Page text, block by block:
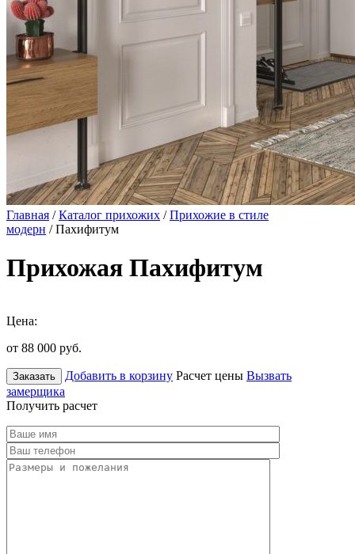
Главная /Каталог прихожих /Прихожие в стиле
модерн / Пахифитум
Прихожая Пахифитум
Цена:
от 88 000 руб.
Заказать Добавить в корзину Расчет цены Вызвать
замерщика
Получить расчет